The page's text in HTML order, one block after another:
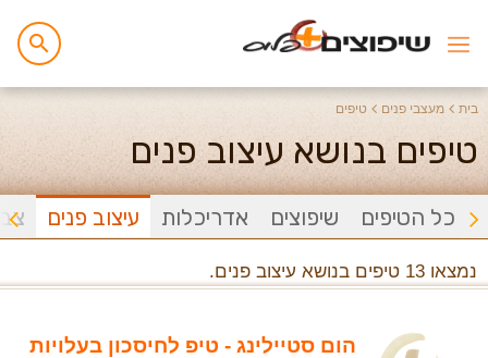
בית מעצבי פנים טיפים
טיפים בנושא עיצוב פנים
כל הטיפים שיפוצים אדריכלות עיצוב פנים
נמצאו 13 טיפים בנושא עיצוב פנים.
הום סטיילינג - טיפ לחיסכון בעלויות